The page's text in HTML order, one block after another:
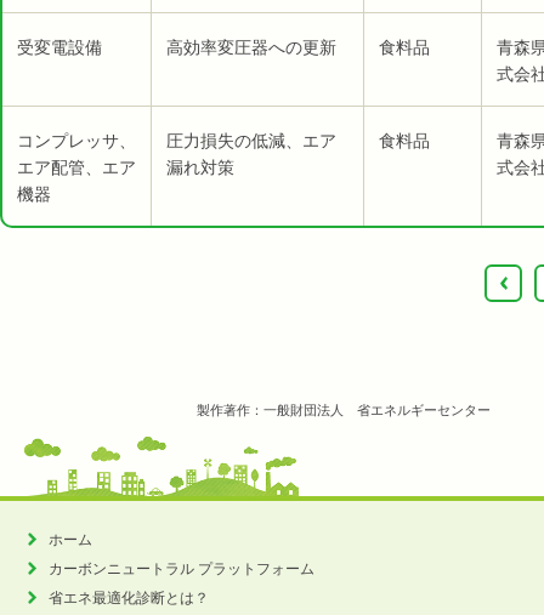
受変電設備 高効率変圧器への更新 食料品
青森
式会
コンプレッサ、
エア配管、エア
機器
圧力損失の低減、エア
漏れ対策
食料品
青森
式会
‹
製作著作：一般財団法人 省エネルギーセンター
ホーム
カーボンニュートラル プラットフォーム
省エネ最適化診断とは？